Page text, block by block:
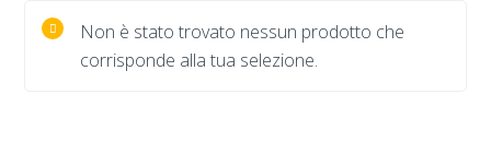
Non è stato trovato nessun prodotto che
corrisponde alla tua selezione.